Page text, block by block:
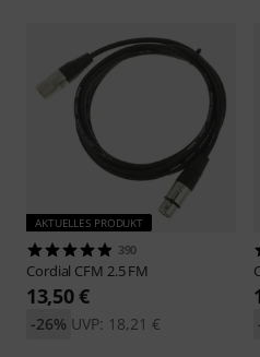
AKTUELLES PRODUKT
390
Cordial CFM 2.5 FM
13,50 €
UVP: 18,21 €
-26%